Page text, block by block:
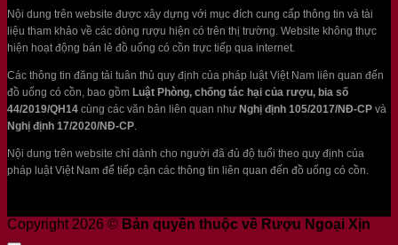
Nội dung trên website được xây dựng với mục đích cung cấp thông tin và tài
liệu tham khảo về các dòng rượu hiện có trên thị trường. Website không thực
hiện hoạt động bán lẻ đồ uống có cồn trực tiếp qua internet.
Các thông tin đăng tải tuân thủ quy định của pháp luật Việt Nam liên quan đến
đồ uống có cồn, bao gồm Luật Phòng, chống tác hại của rượu, bia số
44/2019/QH14 cùng các văn bản liên quan như Nghị định 105/2017/NĐ-CP và
Nghị định 17/2020/NĐ-CP.
Nội dung trên website chỉ dành cho người đã đủ độ tuổi theo quy định của
pháp luật Việt Nam để tiếp cận các thông tin liên quan đến đồ uống có cồn.
Copyright 2026 © Bản quyền thuộc về Rượu Ngoại Xịn